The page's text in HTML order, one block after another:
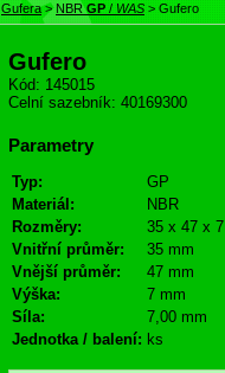
Gufera> NBRGP / WAS > Gufero
Gufero
Kód: 145015
Celní sazebník: 40169300
Parametry
Typ:
GP
Materiál:
NBR
Rozměry:
35 x 47 x 7
Vnitřní průměr:
35 mm
Vnější průměr:
47 mm
Výška:
7 mm
Síla:
7,00 mm
Jednotka / balení: ks